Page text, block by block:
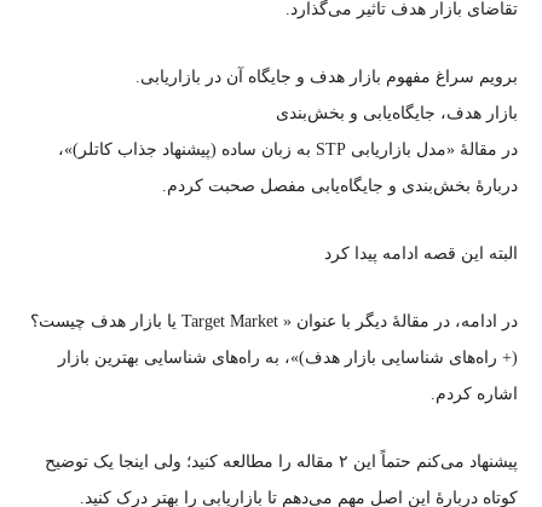
تقاضای بازار هدف تاثیر می‌گذارد.
برویم سراغ مفهوم بازار هدف و جایگاه آن در بازاریابی.
بازار هدف، جایگاه‌یابی و بخش‌بندی
در مقالهٔ «مدل بازاریابی STP به زبان ساده (پیشنهاد جذاب کاتلر)»،
دربارهٔ بخش‌بندی و جایگاه‌یابی مفصل صحبت کردم.
البته این قصه ادامه پیدا کرد
در ادامه، در مقالهٔ دیگر با عنوان « Target Market یا بازار هدف چیست؟
(+ راه‌های شناسایی بازار هدف)»، به راه‌های شناسایی بهترین بازار
اشاره کردم.
پیشنهاد می‌کنم حتماً این ۲ مقاله را مطالعه کنید؛ ولی اینجا یک توضیح
کوتاه دربارهٔ این اصل مهم می‌دهم تا بازاریابی را بهتر درک کنید.